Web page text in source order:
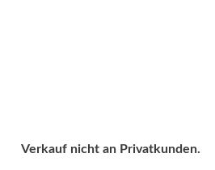
Verkauf nicht an Privatkunden.